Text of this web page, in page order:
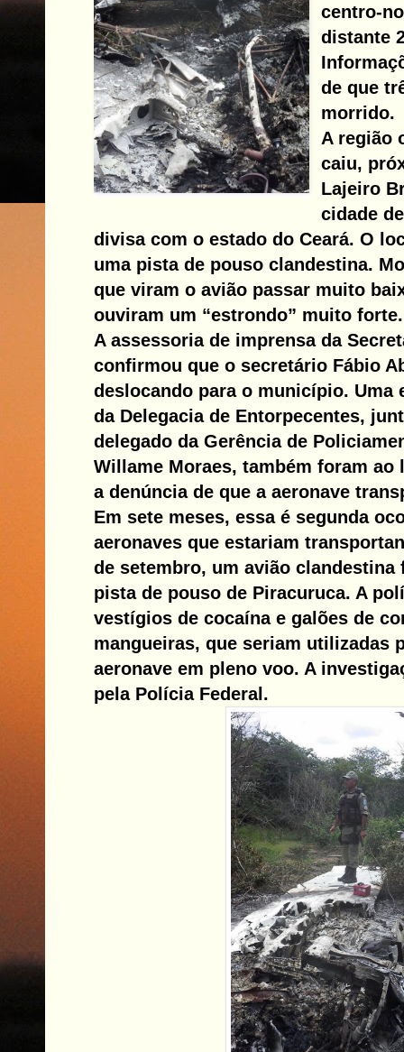
centro-
distante
de que
morrido.
A região
caiu,
Lajeiro
cidade
divisa com o estado do Ceará. O
uma pista de pouso clandestina.
que viram o avião passar muito
ouviram um “estrondo” muito forte.
A assessoria de imprensa da
confirmou que o secretário Fábio
deslocando para o município. Uma
da Delegacia de Entorpecentes,
delegado da Gerência de
Willame Moraes, também foram ao
a denúncia de que a aeronave
Em sete meses, essa é segunda
aeronaves que estariam
de setembro, um avião clandestina
pista de pouso de Piracuruca. A
vestígios de cocaína e galões de
mangueiras, que seriam utilizadas
aeronave em pleno voo. A
pela Polícia Federal.